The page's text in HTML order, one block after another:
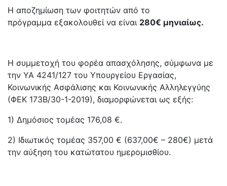
Η αποζημίωση των φοιτητών από το
πρόγραμμα εξακολουθεί να είναι 280€ μηνιαίως.
Η συμμετοχή του φορέα απασχόλησης, σύμφωνα με
την ΥΑ 4241/127 του Υπουργείου Εργασίας,
Κοινωνικής Ασφάλισης και Κοινωνικής Αλληλεγγύης
(ΦΕΚ 173Β/30-1-2019), διαμορφώνεται ως εξής:
1) Δημόσιος τομέας 176,08 €.
2) Ιδιωτικός τομέας 357,00 € (637,00€ – 280€) μετά
την αύξηση του κατώτατου ημερομισθίου.